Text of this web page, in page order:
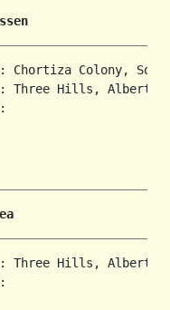
Chortiza Colony,
Three Hills,
Three Hills,